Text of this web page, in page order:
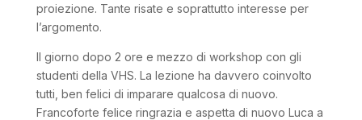
proiezione. Tante risate e soprattutto interesse per
l’argomento.
Il giorno dopo 2 ore e mezzo di workshop con gli
studenti della VHS. La lezione ha davvero coinvolto
tutti, ben felici di imparare qualcosa di nuovo.
Francoforte felice ringrazia e aspetta di nuovo Luca a